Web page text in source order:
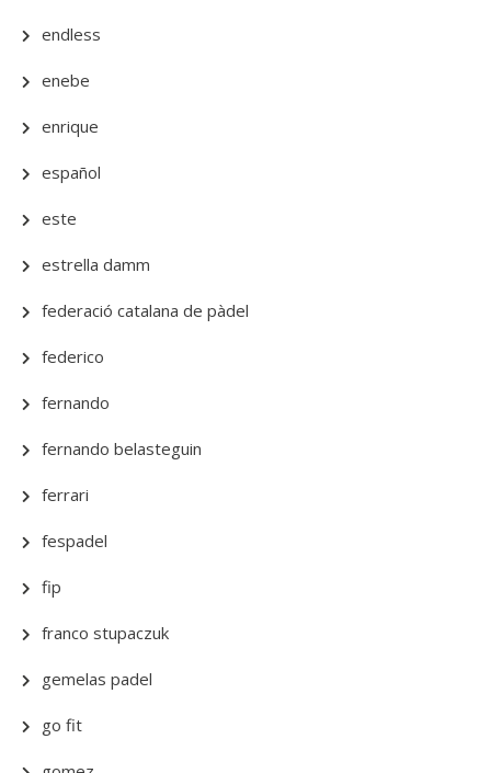
endless
enebe
enrique
español
este
estrella damm
federació catalana de pàdel
federico
fernando
fernando belasteguin
ferrari
fespadel
fip
franco stupaczuk
gemelas padel
go fit